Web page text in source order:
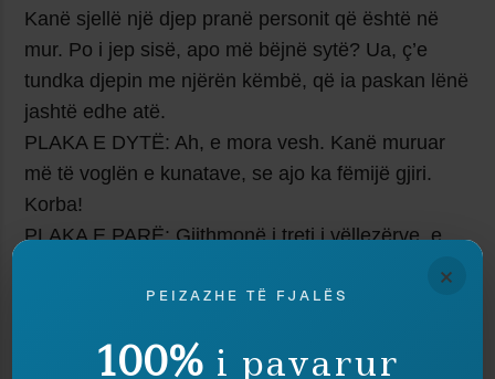
Kanë sjellë një djep pranë personit që është në
mur. Po i jep sisë, apo më bëjnë sytë? Ua, ç’e
tundka djepin me njërën këmbë, që ia paskan lënë
jashtë edhe atë.
PLAKA E DYTË: Ah, e mora vesh. Kanë muruar
më të voglën e kunatave, se ajo ka fëmijë gjiri.
Korba!
PLAKA E PARË: Gjithmonë i treti i vëllezërve, e
thjesht fat, thua?
×
PEIZAZHE TË FJALËS
100% i pavarur